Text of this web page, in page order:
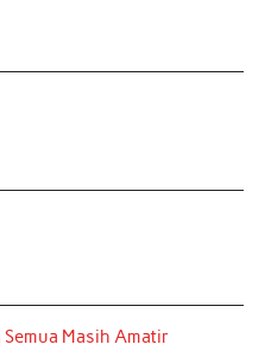
Masih Amatir